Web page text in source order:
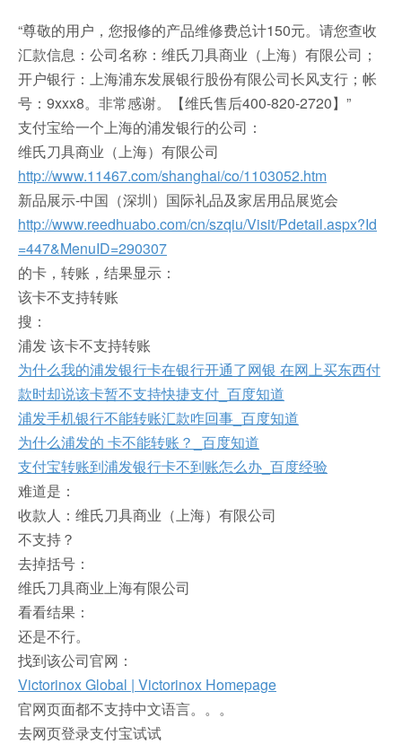
“尊敬的用户，您报修的产品维修费总计150元。请您查收
汇款信息：公司名称：维氏刀具商业（上海）有限公司；
开户银行：上海浦东发展银行股份有限公司长风支行；帐
号：9xxx8。非常感谢。【维氏售后400-820-2720】”
支付宝给一个上海的浦发银行的公司：
维氏刀具商业（上海）有限公司
http://www.11467.com/shanghai/co/1103052.htm
新品展示-中国（深圳）国际礼品及家居用品展览会
http://www.reedhuabo.com/cn/szqiu/Visit/Pdetail.aspx?Id
=447&MenuID=290307
的卡，转账，结果显示：
该卡不支持转账
搜：
浦发 该卡不支持转账
为什么我的浦发银行卡在银行开通了网银 在网上买东西付
款时却说该卡暂不支持快捷支付_百度知道
浦发手机银行不能转账汇款咋回事_百度知道
为什么浦发的 卡不能转账？_百度知道
支付宝转账到浦发银行卡不到账怎么办_百度经验
难道是：
收款人：维氏刀具商业（上海）有限公司
不支持？
去掉括号：
维氏刀具商业上海有限公司
看看结果：
还是不行。
找到该公司官网：
Victorinox Global | Victorinox Homepage
官网页面都不支持中文语言。。。
去网页登录支付宝试试